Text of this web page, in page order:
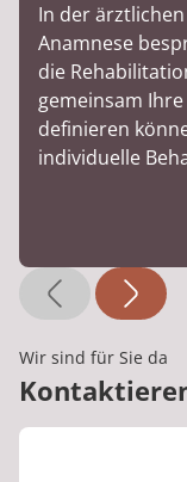
In der
Anamnese
die
gemeinsam
definieren
individuelle
Wir sind für Sie da